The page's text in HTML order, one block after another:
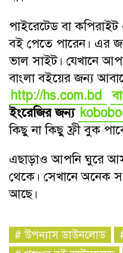
পাইরেটেড বা
বই পেতে পারেন। এর
ভাল সাইট। যেখানে
বাংলা বইয়ের জন্য
http://hs.com.bd
ইংরেজির জন্য
কিছু না কিছু ফ্রী বুক
এছাড়াও আপনি ঘুরে
থেকে। সেখানে অনেক
আছে।
#উপন্যাস ডাউনলোড